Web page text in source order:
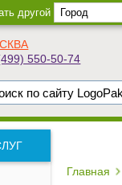
другой
550-50-74
Главная